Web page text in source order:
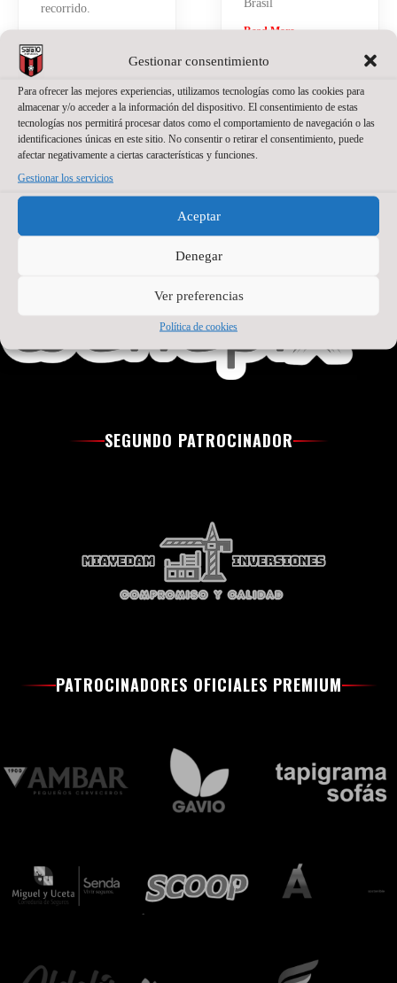
Gestionar consentimiento
Para ofrecer las mejores experiencias, utilizamos tecnologías como las cookies para
almacenar y/o acceder a la información del dispositivo. El consentimiento de estas
tecnologías nos permitirá procesar datos como el comportamiento de navegación o las
identificaciones únicas en este sitio. No consentir o retirar el consentimiento, puede
afectar negativamente a ciertas características y funciones.
Gestionar los servicios
Aceptar
Denegar
Ver preferencias
Política de cookies
recorrido. Brasil
Read More »
PATROCINADOR PRINCIPAL
SEGUNDO PATROCINADOR
PATROCINADORES OFICIALES PREMIUM